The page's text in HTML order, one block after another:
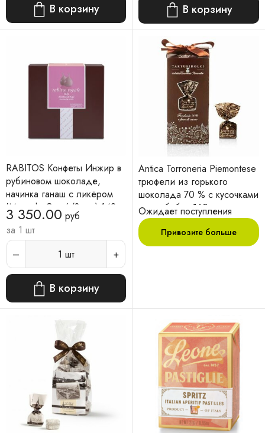
В корзину В корзину
RABITOS Конфеты Инжир в
рубиновом шоколаде,
начинка ганаш с ликёром
'Marc de Cava' (8 шт.) 142 г
3 350.00 руб
за 1 шт
1 шт
В корзину
Antica Torroneria Piemontese
трюфели из горького
шоколада 70 % с кусочками
какао-бобов 160 г.
Ожидает поступления
Привозите больше